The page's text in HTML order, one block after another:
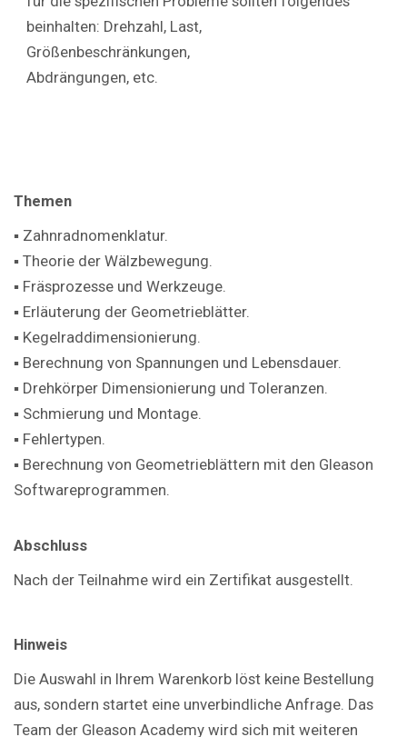
beinhalten: Drehzahl, Last,
Größenbeschränkungen,
Abdrängungen, etc.
Themen
▪ Zahnradnomenklatur.
▪ Theorie der Wälzbewegung.
▪ Fräsprozesse und Werkzeuge.
▪ Erläuterung der Geometrieblätter.
▪ Kegelraddimensionierung.
▪ Berechnung von Spannungen und Lebensdauer.
▪ Drehkörper Dimensionierung und Toleranzen.
▪ Schmierung und Montage.
▪ Fehlertypen.
▪ Berechnung von Geometrieblättern mit den Gleason
Softwareprogrammen.
Abschluss
Nach der Teilnahme wird ein Zertifikat ausgestellt.
Hinweis
Die Auswahl in Ihrem Warenkorb löst keine Bestellung
aus, sondern startet eine unverbindliche Anfrage. Das
Team der Gleason Academy wird sich mit weiteren